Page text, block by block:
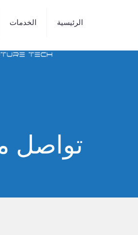
الرئيسية الخدمات
تواصل